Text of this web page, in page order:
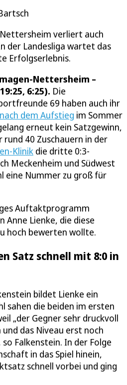
verliert auch
der Landesliga wartet das
Erfolgserlebnis.
Nettersheim –
6:25). Die
69 haben auch ihr
nach dem Aufstieg im Sommer
erneut kein Satzgewinn,
40 Zuschauern in der
Klinik die dritte 0:3-
Meckenheim und Südwest
eine Nummer zu groß für
Auftaktprogramm
Anne Lienke, die diese
hoch bewerten wollte.
Satz schnell mit 8:0 in
bildet Lienke ein
sahen die beiden im ersten
„der Gegner sehr druckvoll
das Niveau erst noch
Falkenstein. In der Folge
in das Spiel hinein,
schnell vorbei und ging